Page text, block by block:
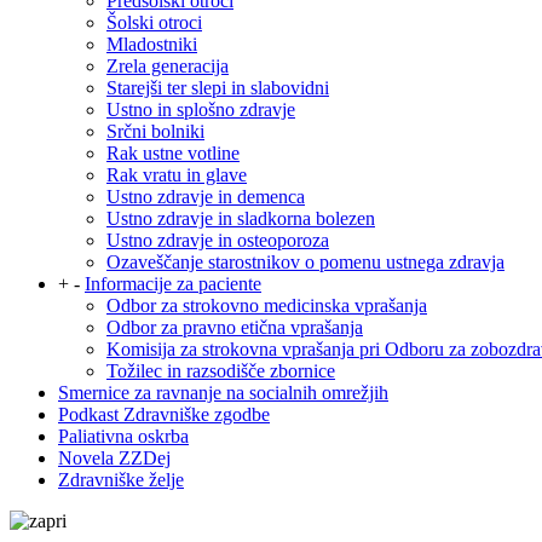
Šolski otroci
Mladostniki
Zrela generacija
Starejši ter slepi in slabovidni
Ustno in splošno zdravje
Srčni bolniki
Rak ustne votline
Rak vratu in glave
Ustno zdravje in demenca
Ustno zdravje in sladkorna bolezen
Ustno zdravje in osteoporoza
Ozaveščanje starostnikov o pomenu ustnega zdravja
+ - Informacije za paciente
Odbor za strokovno medicinska vprašanja
Odbor za pravno etična vprašanja
Komisija za strokovna vprašanja pri Odboru za
Tožilec in razsodišče zbornice
Smernice za ravnanje na socialnih omrežjih
Podkast Zdravniške zgodbe
Paliativna oskrba
Novela ZZDej
Zdravniške želje